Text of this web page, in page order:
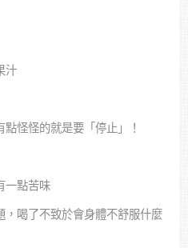
汁
怪怪的就是要「停止」！
一點苦味
，喝了不致於會身體不舒服什麼